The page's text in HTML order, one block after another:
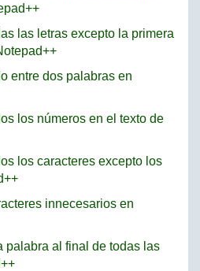
las letras excepto la primera
entre dos palabras en
los números en el texto de
los caracteres excepto los
innecesarios en
palabra al final de todas las